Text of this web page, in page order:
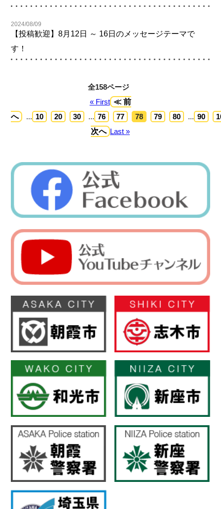
2024/08/09
【投稿歓迎】8月12日 ～ 16日のメッセージテーマで
す！
全158ページ
« First ≪ 前
へ ... 10 20 30 ... 76 77 78 79 80 ... 90
次へ Last »